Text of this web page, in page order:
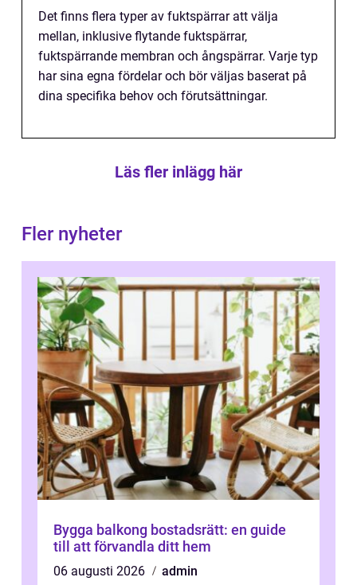
Det finns flera typer av fuktspärrar att välja
mellan, inklusive flytande fuktspärrar,
fuktspärrande membran och ångspärrar. Varje typ
har sina egna fördelar och bör väljas baserat på
dina specifika behov och förutsättningar.
Läs fler inlägg här
Fler nyheter
Bygga balkong bostadsrätt: en guide
till att förvandla ditt hem
06 augusti 2026
admin